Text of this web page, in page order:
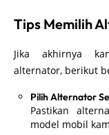
Tips Memilih
Jika akhirnya
alternator, berikut
Pilih Alternator
Pastikan
model mobil